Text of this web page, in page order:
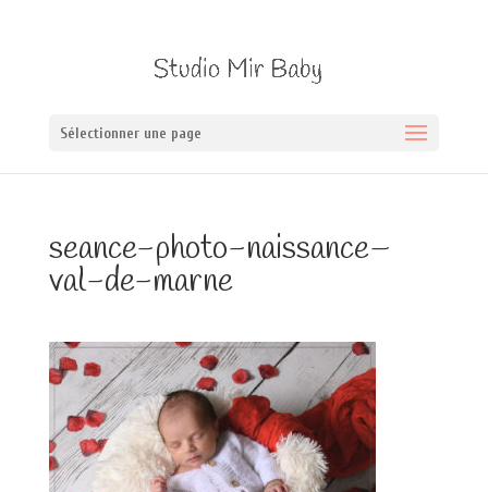
Sélectionner une page
seance-photo-naissance–
val-de-marne